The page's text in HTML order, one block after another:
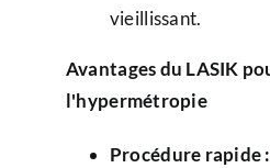
vieillissant.
Avantages du LASIK
l'hypermétropie
Procédure rapide :